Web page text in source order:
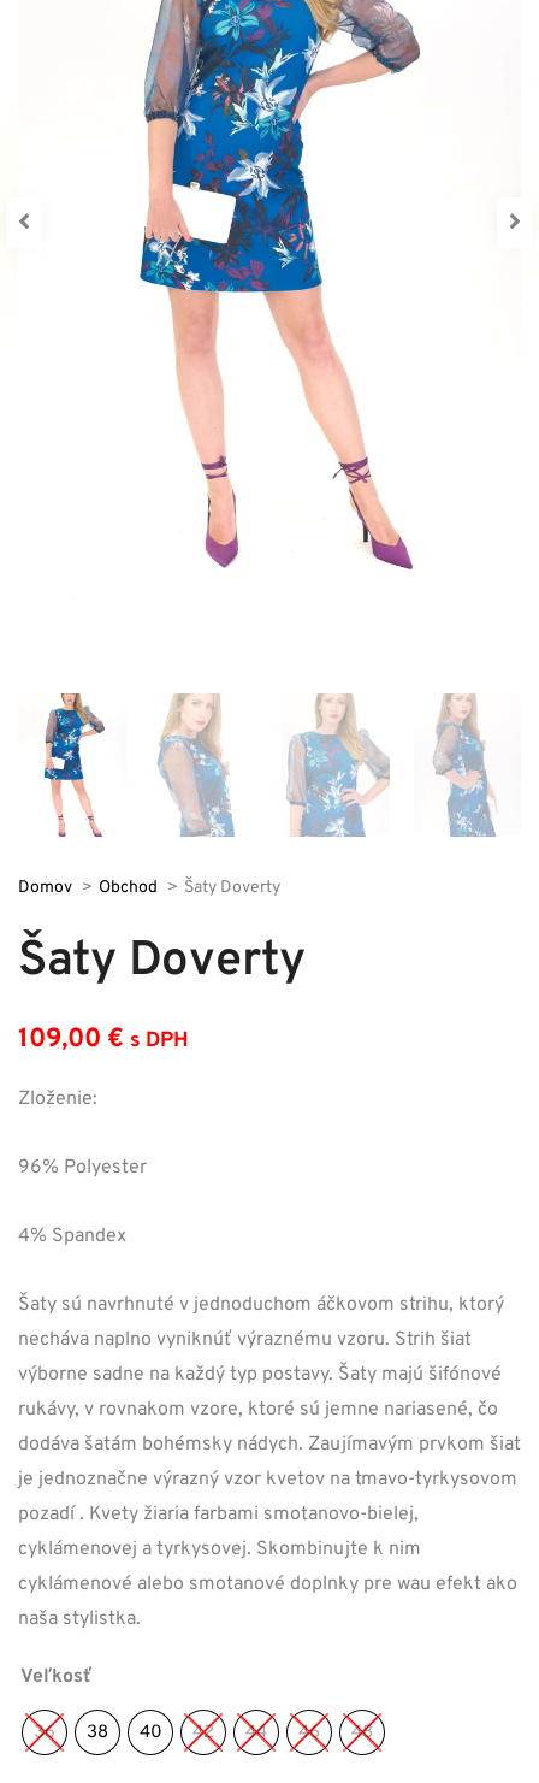
Domov Obchod Šaty Doverty
Šaty Doverty
109,00 € s DPH
Zloženie:
96% Polyester
4% Spandex
Šaty sú navrhnuté v jednoduchom áčkovom strihu, ktorý
necháva naplno vyniknúť výraznému vzoru. Strih šiat
výborne sadne na každý typ postavy. Šaty majú šifónové
rukávy, v rovnakom vzore, ktoré sú jemne nariasené, čo
dodáva šatám bohémsky nádych. Zaujímavým prvkom šiat
je jednoznačne výrazný vzor kvetov na tmavo-tyrkysovom
pozadí . Kvety žiaria farbami smotanovo-bielej,
cyklámenovej a tyrkysovej. Skombinujte k nim
cyklámenové alebo smotanové doplnky pre wau efekt ako
naša stylistka.
Veľkosť
36 38 40 42 44 46 48